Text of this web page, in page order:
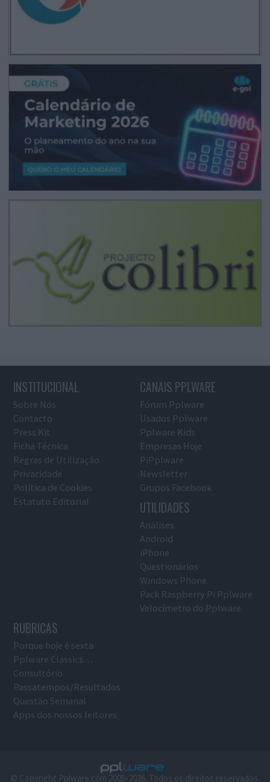
INSTITUCIONAL
Sobre Nós
Contacto
Press Kit
Ficha Técnica
Regras de Utilização
Privacidade
Política de Cookies
Estatuto Editorial
CANAIS PPLWARE
Fórum Pplware
Usados Pplware
Pplware Kids
Empresas Hoje
PiPplware
Newsletter
Grupos Facebook
UTILIDADES
Análises
Android
iPhone
Questionários
Windows Phone
Pack Raspberry Pi Pplware
Velocímetro do Pplware
RUBRICAS
Porque hoje é sexta
Pplware Classics…
Consultório
Passatempos/Resultados
Questão Semanal
Apps dos nossos leitores
© Copyright Pplware.com 2005-2026. Todos os direitos reservados.